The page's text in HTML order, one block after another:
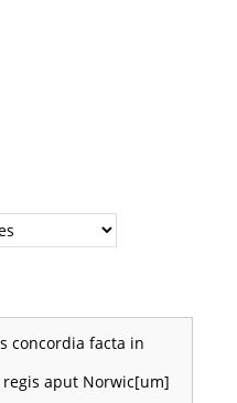
concordia facta in
aput Norwic[um]